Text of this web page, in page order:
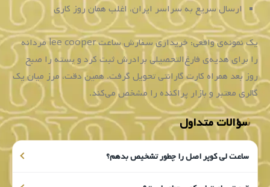
دنبال
ساعت
انگلیسی
هستند
یکی
از
گزینه
های
پیش
رو